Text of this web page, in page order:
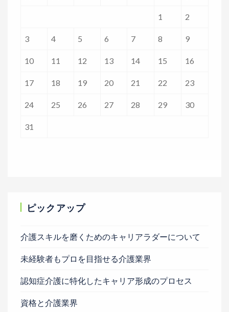
1 2
3 4 5 6 7 8 9
10 11 12 13 14 15 16
17 18 19 20 21 22 23
24 25 26 27 28 29 30
31
ピックアップ
介護スキルを磨くためのキャリアラダーについて
未経験者もプロを目指せる介護業界
認知症介護に特化したキャリア形成のプロセス
資格と介護業界